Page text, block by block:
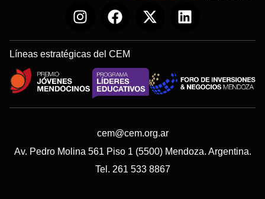
Líneas estratégicas del CEM
cem@cem.org.ar
Av. Pedro Molina 561 Piso 1 (5500) Mendoza. Argentina.
Tel. 261 533 8867